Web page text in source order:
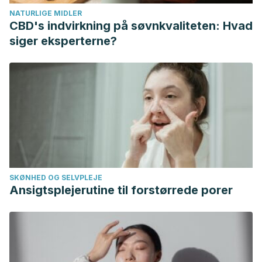
Citron Machón G, Poveda Xatruch J. La cicatrización
queloide. Acta Médica Costarricense. Vol. 50. Núm. 2. Costa
rica; 2009. https://www.mendeley.com/catalogue/27f27d1c-
a4c7-3339-9024-0ace52d67f99/?
3ed1-46aa-bf48-8e329daf643b%7D
Desoximetasone topical. Drugs.com. Estados Unidos; 2021.
https://www.drugs.com/mtm_esp/desoximetasone-
Enríquez Merino J, Martha C. Opciones terapéuticas para
cicatrices queloides e hipertróficas. Revista del Centro
Dermatológico Pascua. Vol. 16. Núm. 2. pp. 80-84. México;
2007. https://www.mendeley.com/catalogue/9b00e3cc-
b2f8-3547-9044-505618c38426/?
NATURLIGE MIDLER
CBD's indvirkning på søvnkvaliteten: Hvad
siger eksperterne?
SKØNHED OG SELVPLEJE
Ansigtsplejerutine til forstørrede porer